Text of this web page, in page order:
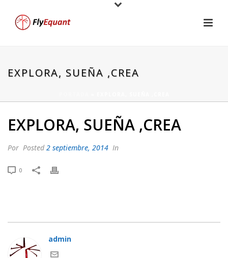
EXPLORA, SUEÑA ,CREA
EXPLORA, SUEÑA ,CREA
Por Posted2 septiembre, 2014 In
0
admin